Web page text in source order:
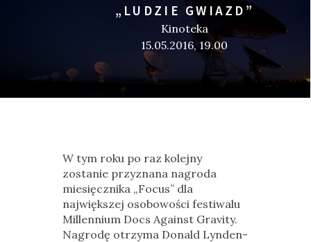
„LUDZIE GWIAZD”
Kinoteka
15.05.2016, 19.00
W tym roku po raz kolejny
zostanie przyznana nagroda
miesięcznika „Focus” dla
największej osobowości festiwalu
Millennium Docs Against Gravity.
Nagrodę otrzyma Donald Lynden-